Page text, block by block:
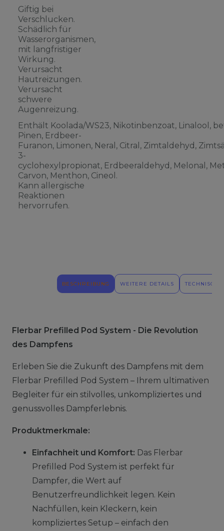
Giftig bei
Verschlucken.
Schädlich für
Wasserorganismen,
mit langfristiger
Wirkung.
Verursacht
Hautreizungen.
Verursacht
schwere
Augenreizung.
Enthält Koolada/WS23, Nikotinbenzoat, Linalool,
Pinen, Erdbeer-
Furanon, Limonen, Neral, Citral, Zimtaldehyd,
3-
cyclohexylpropionat, Erdbeeraldehyd, Melonal,
Carvon, Menthon, Cineol.
Kann allergische
Reaktionen
hervorrufen.
BESCHREIBUNG WEITERE DETAILS
Flerbar Prefilled Pod System - Die Revolution
des Dampfens
Erleben Sie die Zukunft des Dampfens mit dem
Flerbar Prefilled Pod System – Ihrem ultimativen
Begleiter für ein stilvolles, unkompliziertes und
genussvolles Dampferlebnis.
Produktmerkmale:
Einfachheit und Komfort: Das Flerbar
Prefilled Pod System ist perfekt für
Dampfer, die Wert auf
Benutzerfreundlichkeit legen. Kein
Nachfüllen, kein Kleckern, kein
kompliziertes Setup – einfach den